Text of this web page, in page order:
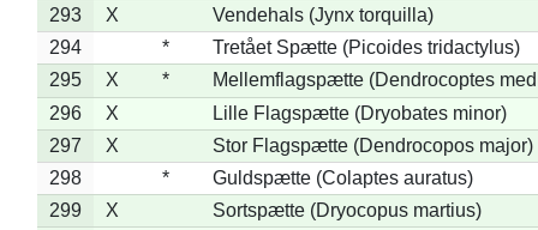
293
X
Vendehals (Jynx torquilla)
294
*
Tretået Spætte (Picoides tridactylus)
295
X *
Mellemflagspætte (Dendrocoptes
296
X
Lille Flagspætte (Dryobates minor)
297
X
Stor Flagspætte (Dendrocopos major)
298
*
Guldspætte (Colaptes auratus)
299
X
Sortspætte (Dryocopus martius)